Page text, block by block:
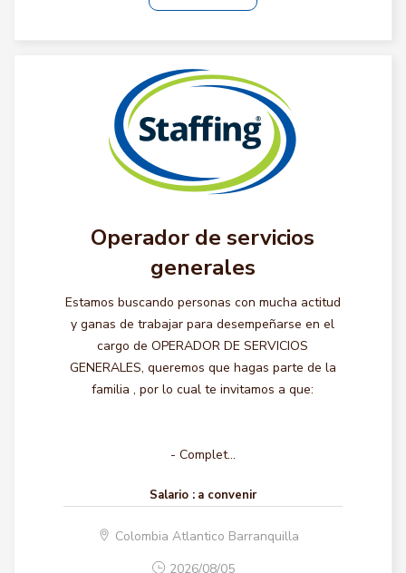
Operador de servicios
generales
Estamos buscando personas con mucha actitud
y ganas de trabajar para desempeñarse en el
cargo de OPERADOR DE SERVICIOS
GENERALES, queremos que hagas parte de la
familia , por lo cual te invitamos a que:
- Complet...
Salario : a convenir
Colombia Atlantico Barranquilla
2026/08/05